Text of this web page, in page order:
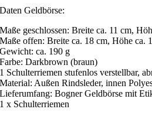
Daten Geldbörse:
Maße geschlossen: Breite ca. 11 cm,
Maße offen: Breite ca. 18 cm, Höhe ca.
Gewicht: ca. 190 g
Farbe: Darkbrown (braun)
1 Schulterriemen stufenlos verstellbar,
Material: Außen Rindsleder, innen
Lieferumfang: Bogner Geldbörse mit
1 x Schulterriemen